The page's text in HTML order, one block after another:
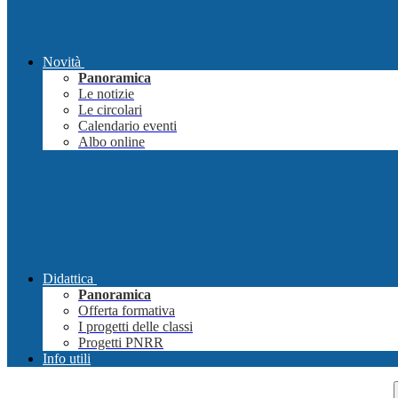
Novità
Panoramica
Le notizie
Le circolari
Calendario eventi
Albo online
Didattica
Panoramica
Offerta formativa
I progetti delle classi
Progetti PNRR
Info utili